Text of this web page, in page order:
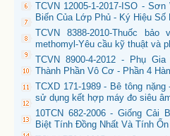
TCVN 12005-1-2017-ISO -
Biến Của Lớp Phủ - Ký Hiệu
TCVN 8388-2010-Thuốc
methomyl-Yêu cầu kỹ thuật và
TCVN 8900-4-2012 - Phụ
Thành Phần Vô Cơ - Phần 4
TCXD 171-1989 - Bê tông
sử dụng kết hợp máy đo siêu
10TCN 682-2006 - Giống Cải
Biệt Tính Đồng Nhất Và Tính